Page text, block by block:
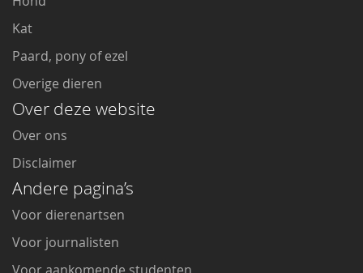
Kat
Paard, pony of ezel
Overige dieren
Over deze website
Over ons
Disclaimer
Andere pagina’s
Voor dierenartsen
Voor journalisten